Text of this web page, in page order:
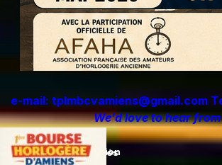
e-mail: tplmbcvamiens@gmail.com
We’d love to hear
Infos légales & adhésion
À propos de la Bourse
Ressources & actualités